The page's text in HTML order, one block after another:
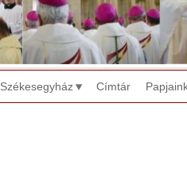
Székesegyház Címtár